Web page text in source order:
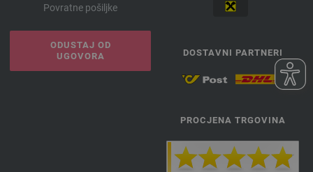
Povratne pošiljke
ODUSTAJ OD
UGOVORA
DOSTAVNI PARTNERI
PROCJENA TRGOVINA